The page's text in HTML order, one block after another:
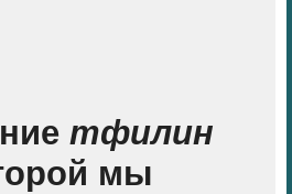
тфилин
мы